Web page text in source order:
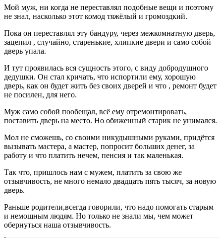
Мой муж, ни когда не переставлял подобные вещи и поэтому
не знал, насколько этот комод тяжёлый и громоздкий.
Пока он переставлял эту бандуру, через межкомнатную дверь,
зацепил , случайно, старенькие, хлипкие двери и само собой
дверь упала.
И тут проявилась вся сущность этого, с виду добродушного
дедушки. Он стал кричать, что испортили ему, хорошую
дверь, как он будет жить без своих дверей и что , ремонт будет
не посилен, для него.
Муж само собой пообещал, всё ему отремонтировать,
поставить дверь на место. Но обиженный старик не унимался.
Мол не сможешь, со своими никудышными руками, придётся
вызывать мастера, а мастер, попросит больших денег, за
работу и что платить нечем, пенсия и так маленькая.
Так что, пришлось нам с мужем, платить за свою же
отзывчивость, не много немало двадцать пять тысяч, за новую
дверь.
Раньше родители,всегда говорили, что надо помогать старым
и немощным людям. Но только не знали мы, чем может
обернуться наша отзывчивость.